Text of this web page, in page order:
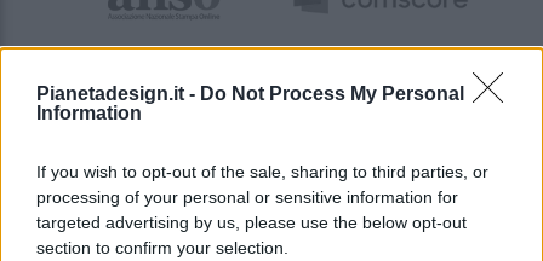
Pianetadesign.it - Do Not Process My Personal
Information
If you wish to opt-out of the sale, sharing to third parties, or
processing of your personal or sensitive information for
targeted advertising by us, please use the below opt-out
section to confirm your selection.
© 2026 - Pianeta Design - P.IVA 04827280654 - Testata
Registrata Al Tribunale Di Nocera Inferiore N. 8/2020 - RG N.